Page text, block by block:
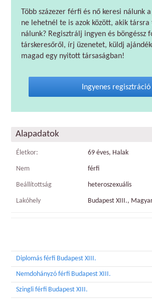
Több százezer férfi és nő keresi nálunk
ne lehetnél te is azok között, akik
nálunk? Regisztrálj ingyen és böngéssz
társkeresőről, írj üzenetet, küldj
magad egy nyitott társaságban!
Ingyenes regisztráció
Alapadatok
Életkor: 69 éves, Halak
Nem férfi
Beállítottság heteroszexuális
Lakóhely Budapest XIII.,
Diplomás férfi Budapest XIII.
Nemdohányzó férfi Budapest XIII.
Szingli férfi Budapest XIII.